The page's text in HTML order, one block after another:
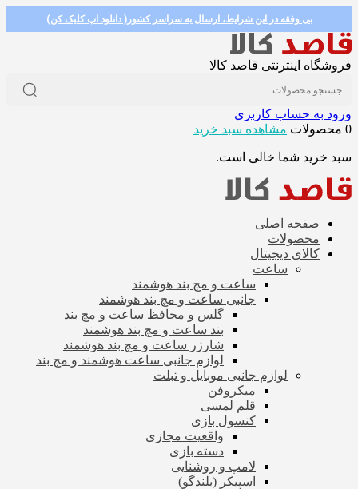
بی وفقه در این شرایط، ارسال به سراسر کشور( دانلود اپ کلیک کن)
فروشگاه اینترنتی قاصد کالا
ورود به حساب کاربری
0 محصولات
مشاهده سبد خرید
سبد خرید شما خالی است.
صفحه اصلی
محصولات
کالای دیجیتال
ساعت
ساعت و مچ بند هوشمند
جانبی ساعت و مچ بند هوشمند
گلس و محافظ ساعت و مچ بند
بند ساعت و مچ بند هوشمند
شارژر ساعت و مچ بند هوشمند
لوازم جانبی ساعت هوشمند و مچ بند
لوازم جانبی موبایل و تبلت
میکروفن
قلم لمسی
کنسول بازی
واقعیت مجازی
دسته بازی
لامپ و روشنایی
اسپیکر (بلندگو)